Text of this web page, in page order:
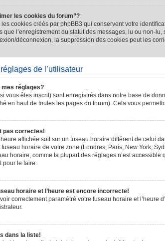
les cookies du forum”?
cookies créés par phpBB3 qui conservent votre
que l’enregistrement du statut des messages, lu ou non-
déconnexion, la suppression des cookies peut les
de l’utilisateur
réglages?
vous êtes inscrit) sont enregistrés dans notre base de
en haut de toutes les pages du forum). Cela vous
pas correctes!
affichée soit sur un fuseau horaire différent de celui
horaire de votre zone (Londres, Paris, New York,
horaire, comme la plupart des réglages n’est accessible
pour le faire.
horaire et l’heure est encore incorrecte!
correctement paramétré votre fuseau horaire et l’heure
dans la liste!